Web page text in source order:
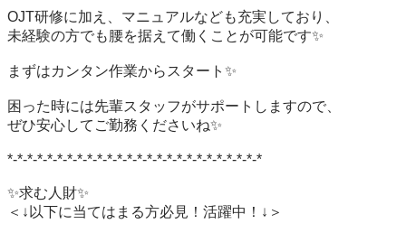
OJT研修に加え、マニュアルなども充実しており、
未経験の方でも腰を据えて働くことが可能です✨
まずはカンタン作業からスタート✨
困った時には先輩スタッフがサポートしますので、
ぜひ安心してご勤務くださいね✨
*-*-*-*-*-*-*-*-*-*-*-*-*-*-*-*-*-*-*-*-*-*-*-*-*-*
✨求む人財✨
＜↓以下に当てはまる方必見！活躍中！↓＞